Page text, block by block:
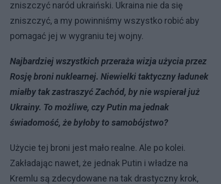
zniszczyć naród ukraiński. Ukraina nie da się
zniszczyć, a my powinniśmy wszystko robić aby
pomagać jej w wygraniu tej wojny.
Najbardziej wszystkich przeraża wizja użycia przez
Rosję broni nuklearnej. Niewielki taktyczny ładunek
miałby tak zastraszyć Zachód, by nie wspierał już
Ukrainy. To możliwe, czy Putin ma jednak
świadomość, że byłoby to samobójstwo?
Użycie tej broni jest mało realne. Ale po kolei.
Zakładając nawet, że jednak Putin i władze na
Kremlu są zdecydowane na tak drastyczny krok,